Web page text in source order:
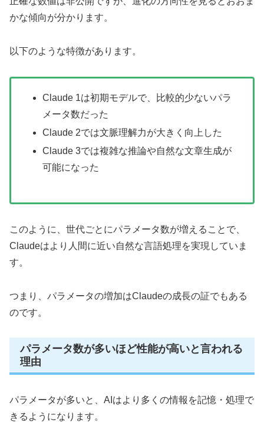
かな傾向が分かります。
以下のような特徴があります。
Claude 1は初期モデルで、比較的少ないパラ
メータ数だった
Claude 2では文脈理解力が大きく向上した
Claude 3では複雑な推論や自然な文章生成が
可能になった
このように、世代ごとにパラメータ数が増えることで、
Claudeはより人間に近い自然な言語処理を実現していま
す。
つまり、パラメータの増加はClaudeの成長の証でもある
のです。
パラメータ数が多いほど性能が高いと言われる
理由
パラメータが多いと、AIはより多くの情報を記憶・処理で
きるようになります。